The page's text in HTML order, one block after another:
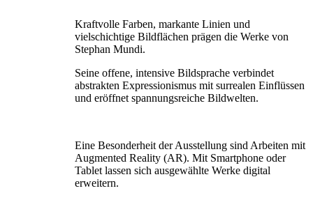
Kraftvolle Farben, markante Linien und
vielschichtige Bildflächen prägen die Werke von
Stephan Mundi.
Seine offene, intensive Bildsprache verbindet
abstrakten Expressionismus mit surrealen Einflüssen
und eröffnet spannungsreiche Bildwelten.
Eine Besonderheit der Ausstellung sind Arbeiten mit
Augmented Reality (AR). Mit Smartphone oder
Tablet lassen sich ausgewählte Werke digital
erweitern.